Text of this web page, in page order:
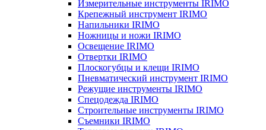
Измерительные инструменты IRIMO
Крепежный инструмент IRIMO
Напильники IRIMO
Ножницы и ножи IRIMO
Освещение IRIMO
Отвертки IRIMO
Плоскогубцы и клещи IRIMO
Пневматический инструмент IRIMO
Режущие инструменты IRIMO
Спецодежда IRIMO
Строительные инструменты IRIMO
Съемники IRIMO